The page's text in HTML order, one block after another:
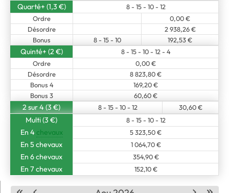
Quarté+ (1,3 €)
8 - 15 - 10 - 12
Ordre
0,00 €
Désordre
2 938,26 €
Bonus
8 - 15 - 10 192,53 €
Quinté+ (2 €)
8 - 15 - 10 - 12 - 4
Ordre
0,00 €
Désordre
8 823,80 €
Bonus 4
169,20 €
Bonus 3
60,60 €
2 sur 4 (3 €) 8 - 15 - 10 - 12 30,60 €
Multi (3 €) 8 - 15 - 10 - 12
En 4 chevaux 5 323,50 €
En 5 chevaux 1 064,70 €
En 6 chevaux 354,90 €
En 7 chevaux 152,10 €